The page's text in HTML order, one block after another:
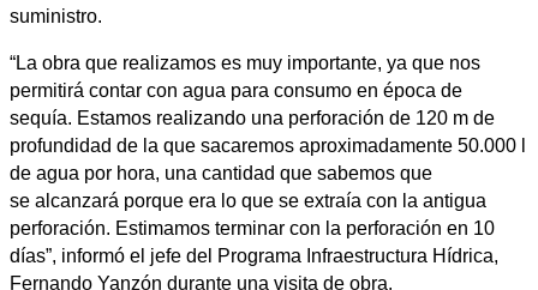
suministro.
“La obra que realizamos es muy importante, ya que nos
permitirá contar con agua para consumo en época de
sequía. Estamos realizando una perforación de 120 m de
profundidad de la que sacaremos aproximadamente 50.000 l
de agua por hora, una cantidad que sabemos que
se alcanzará porque era lo que se extraía con la antigua
perforación. Estimamos terminar con la perforación en 10
días”, informó el jefe del Programa Infraestructura Hídrica,
Fernando Yanzón durante una visita de obra.